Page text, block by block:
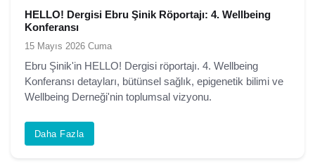
HELLO! Dergisi Ebru Şinik Röportajı: 4. Wellbeing
Konferansı
15 Mayıs 2026 Cuma
Ebru Şinik'in HELLO! Dergisi röportajı. 4. Wellbeing
Konferansı detayları, bütünsel sağlık, epigenetik bilimi ve
Wellbeing Derneği'nin toplumsal vizyonu.
Daha Fazla